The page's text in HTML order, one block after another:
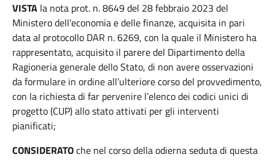
VISTA la nota prot. n. 8649 del 28 febbraio 2023 del
Ministero dell’economia e delle finanze, acquisita in pari
data al protocollo DAR n. 6269, con la quale il Ministero ha
rappresentato, acquisito il parere del Dipartimento della
Ragioneria generale dello Stato, di non avere osservazioni
da formulare in ordine all’ulteriore corso del provvedimento,
con la richiesta di far pervenire l’elenco dei codici unici di
progetto (CUP) allo stato attivati per gli interventi
pianificati;
CONSIDERATOche nel corso della odierna seduta di questa